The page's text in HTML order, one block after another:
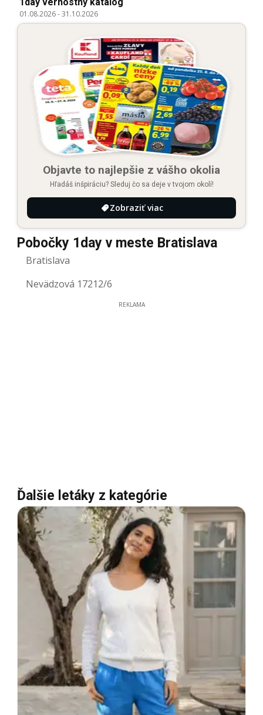
01.08.2026-31.10.2026
Objavte to najlepšie z vášho okolia
Hľadáš inšpiráciu? Sleduj čo sa deje v tvojom okolí!
Zobraziť viac
Pobočky 1day v meste Bratislava
Bratislava
Nevädzová 17212/6
REKLAMA
Ďalšie letáky z kategórie